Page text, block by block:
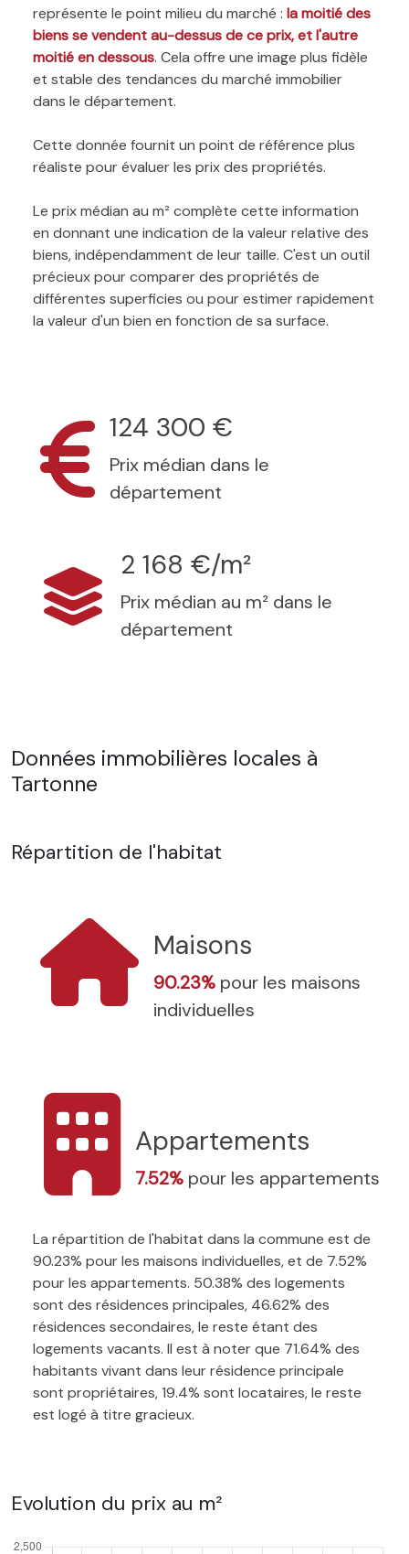
représente le point milieu du marché : la moitié des
biens se vendent au-dessus de ce prix, et l'autre
moitié en dessous. Cela offre une image plus fidèle
et stable des tendances du marché immobilier
dans le département.
Cette donnée fournit un point de référence plus
réaliste pour évaluer les prix des propriétés.
Le prix médian au m² complète cette information
en donnant une indication de la valeur relative des
biens, indépendamment de leur taille. C'est un outil
précieux pour comparer des propriétés de
différentes superficies ou pour estimer rapidement
la valeur d'un bien en fonction de sa surface.
124 300 €
Prix médian dans le
département
2 168 €/m²
Prix médian au m² dans le
département
Données immobilières locales à
Tartonne
Répartition de l'habitat
Maisons
90.23% pour les maisons
individuelles
Appartements
7.52% pour les appartements
La répartition de l'habitat dans la commune est de
90.23% pour les maisons individuelles, et de 7.52%
pour les appartements. 50.38% des logements
sont des résidences principales, 46.62% des
résidences secondaires, le reste étant des
logements vacants. Il est à noter que 71.64% des
habitants vivant dans leur résidence principale
sont propriétaires, 19.4% sont locataires, le reste
est logé à titre gracieux.
Evolution du prix au m²